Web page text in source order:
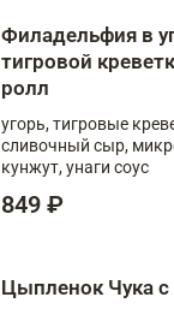
Филадельфия в
тигровой
ролл
угорь, тигровые
сливочный сыр,
кунжут, унаги соус
849 ₽
Цыпленок Чука с